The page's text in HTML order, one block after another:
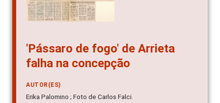
'Pássaro de fogo' de Arrieta
falha na concepção
AUTOR(ES)
Erika Palomino ; Foto de Carlos Falci.